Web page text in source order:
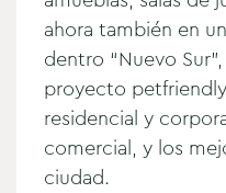
ahora también en
dentro “Nuevo
proyecto
residencial y
comercial, y los
ciudad.